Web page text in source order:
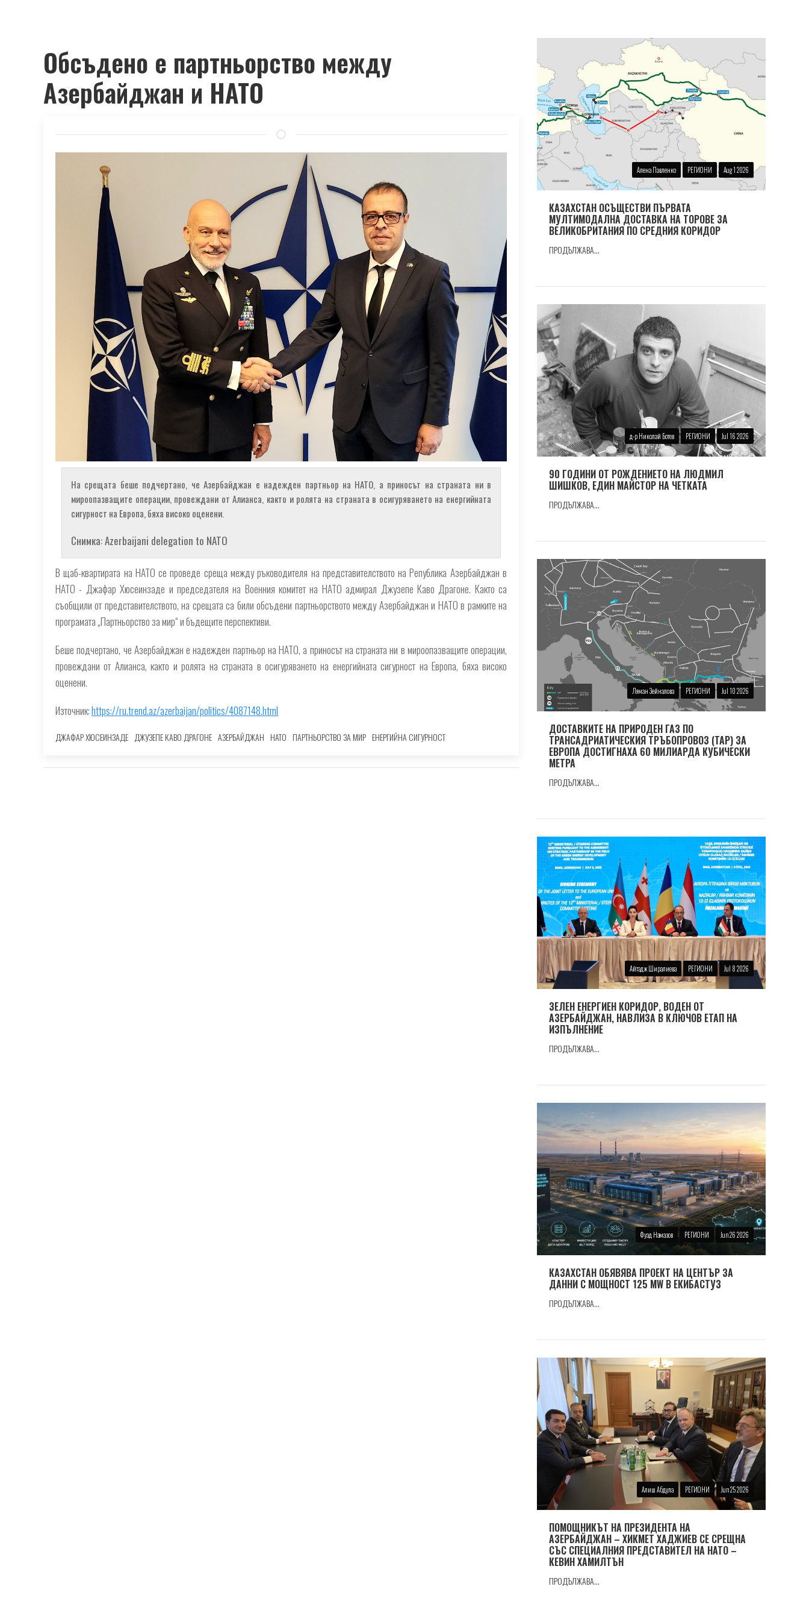
Обсъдено е партньорство между
Азербайджан и НАТО
На срещата беше подчертано, че Азербайджан е надежден партньор на НАТО, а приносът на страната ни в
мироопазващите операции, провеждани от Алианса, както и ролята на страната в осигуряването на енергийната
сигурност на Европа, бяха високо оценени.
Снимка: Azerbaijani delegation to NATO
В щаб-квартирата на НАТО се проведе среща между ръководителя на представителството на Република Азербайджан в
НАТО - Джафар Хюсеинзаде и председателя на Военния комитет на НАТО адмирал Джузепе Каво Драгоне. Както са
съобщили от представителството, на срещата са били обсъдени партньорството между Азербайджан и НАТО в рамките на
програмата „Партньорство за мир“ и бъдещите перспективи.
Беше подчертано, че Азербайджан е надежден партньор на НАТО, а приносът на страната ни в мироопазващите операции,
провеждани от Алианса, както и ролята на страната в осигуряването на енергийната сигурност на Европа, бяха високо
оценени.
Източник:https://ru.trend.az/azerbaijan/politics/4087148.html
ДЖАФАР ХЮСЕИНЗАДЕ ДЖУЗЕПЕ КАВО ДРАГОНЕ АЗЕРБАЙДЖАН НАТО ПАРТНЬОРСТВО ЗА МИР ЕНЕРГИЙНА СИГУРНОСТ
Алена Павленко РЕГИОНИ Aug 1 2026
КАЗАХСТАН ОСЪЩЕСТВИ ПЪРВАТА
МУЛТИМОДАЛНА ДОСТАВКА НА ТОРОВЕ ЗА
ВЕЛИКОБРИТАНИЯ ПО СРЕДНИЯ КОРИДОР
ПРОДЪЛЖАВА...
д-р Николай Ботев РЕГИОНИ Jul 16 2026
90 ГОДИНИ ОТ РОЖДЕНИЕТО НА ЛЮДМИЛ
ШИШКОВ, ЕДИН МАЙСТОР НА ЧЕТКАТА
ПРОДЪЛЖАВА...
Ляман Зейналова РЕГИОНИ Jul 10 2026
ДОСТАВКИТЕ НА ПРИРОДЕН ГАЗ ПО
ТРАНСАДРИАТИЧЕСКИЯ ТРЪБОПРОВОЗ (TAP) ЗА
ЕВРОПА ДОСТИГНАХА 60 МИЛИАРДА КУБИЧЕСКИ
МЕТРА
ПРОДЪЛЖАВА...
Айтадж Ширалиева РЕГИОНИ Jul 8 2026
ЗЕЛЕН ЕНЕРГИЕН КОРИДОР, ВОДЕН ОТ
АЗЕРБАЙДЖАН, НАВЛИЗА В КЛЮЧОВ ЕТАП НА
ИЗПЪЛНЕНИЕ
ПРОДЪЛЖАВА...
Фуад Намазов РЕГИОНИ Jun 26 2026
КАЗАХСТАН ОБЯВЯВА ПРОЕКТ НА ЦЕНТЪР ЗА
ДАННИ С МОЩНОСТ 125 MW В ЕКИБАСТУЗ
ПРОДЪЛЖАВА...
Алиш Абдула РЕГИОНИ Jun 25 2026
ПОМОЩНИКЪТ НА ПРЕЗИДЕНТА НА
АЗЕРБАЙДЖАН – ХИКМЕТ ХАДЖИЕВ СЕ СРЕЩНА
СЪС СПЕЦИАЛНИЯ ПРЕДСТАВИТЕЛ НА НАТО –
КЕВИН ХАМИЛТЪН
ПРОДЪЛЖАВА...